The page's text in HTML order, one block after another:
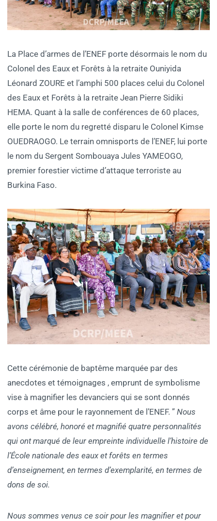
La Place d’armes de l’ENEF porte désormais le nom du
Colonel des Eaux et Forêts à la retraite Ouniyida
Léonard ZOURE et l’amphi 500 places celui du Colonel
des Eaux et Forêts à la retraite Jean Pierre Sidiki
HEMA. Quant à la salle de conférences de 60 places,
elle porte le nom du regretté disparu le Colonel Kimse
OUEDRAOGO. Le terrain omnisports de l’ENEF, lui porte
le nom du Sergent Sombouaya Jules YAMEOGO,
premier forestier victime d’attaque terroriste au
Burkina Faso.
Cette cérémonie de baptême marquée par des
anecdotes et témoignages , emprunt de symbolisme
vise à magnifier les devanciers qui se sont donnés
corps et âme pour le rayonnement de l’ENEF. ” Nous
avons célébré, honoré et magnifié quatre personnalités
qui ont marqué de leur empreinte individuelle l’histoire de
l’École nationale des eaux et forêts en termes
d’enseignement, en termes d’exemplarité, en termes de
dons de soi.
Nous sommes venus ce soir pour les magnifier et pour